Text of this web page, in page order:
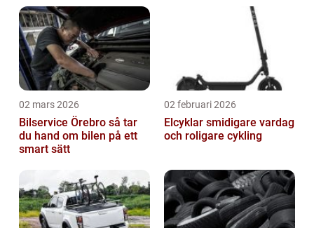
02 mars 2026
Bilservice Örebro så tar
du hand om bilen på ett
smart sätt
02 februari 2026
Elcyklar smidigare vardag
och roligare cykling